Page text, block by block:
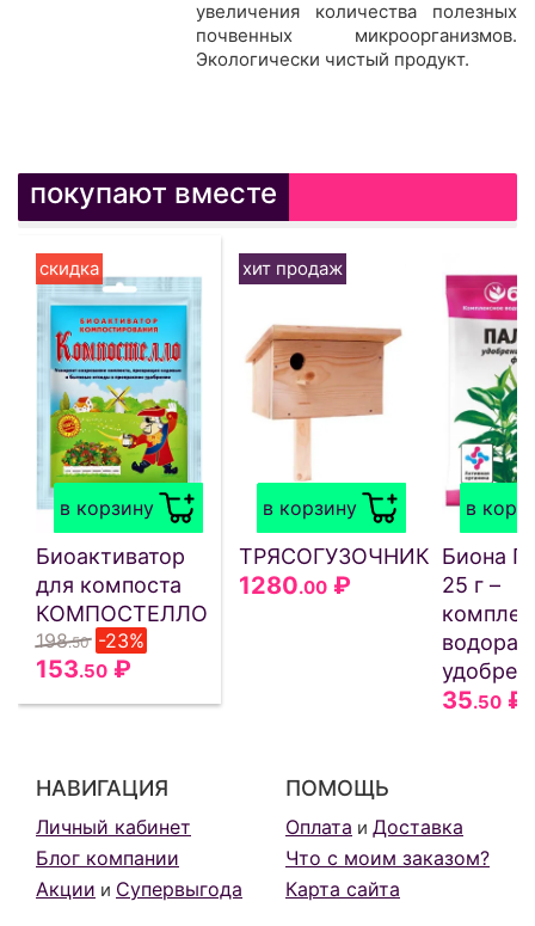
увеличения количест­ва полезных
почвенных микроорганизмов.
Экологически чистый продукт.
покупают вместе
в корзину
скидка
Биоактиватор
для компоста
КОМПОСТЕЛЛО
198.50 -23%
153.50 ₽
в корзину
хит продаж
ТРЯСОГУЗОЧНИК
1280.00 ₽
в
Биона
25 г –
35.50 ₽
НАВИГАЦИЯ
Личный кабинет
Блог компании
Акции и Супервыгода
ПОМОЩЬ
Оплата и Доставка
Что с моим заказом?
Карта сайта